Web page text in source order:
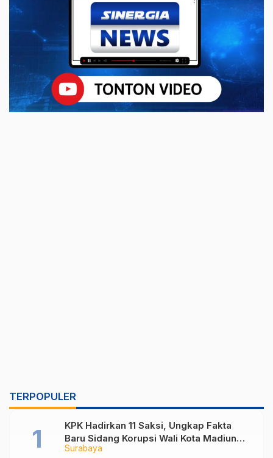
TERPOPULER
Surabaya
KPK Hadirkan 11 Saksi, Ungkap Fakta
Baru Sidang Korupsi Wali Kota Madiun
Nonaktif Maidi